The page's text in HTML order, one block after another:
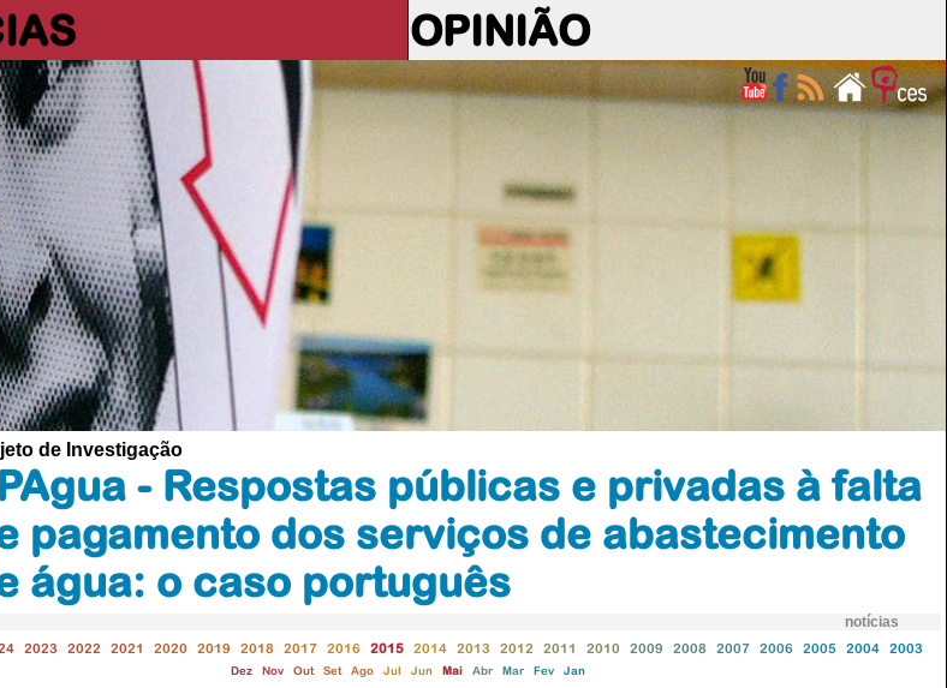
OPINIÃO
de Investigação
- Respostas públicas e privadas à falta
pagamento dos serviços de abastecimento
água: o caso português
notícias
2023 2022 2021 2020 2019 2018 2017 2016 2015 2014 2013 2012 2011 2010 2009 2008 2007 2006 2005 2004 2003
Dez Nov Out Set Ago Jul Jun Mai Abr Mar Fev Jan